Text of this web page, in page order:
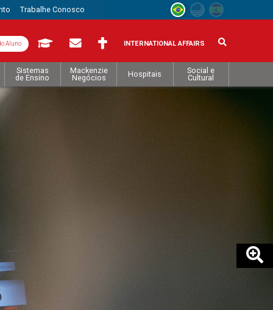
Trabalhe Conosco
Aluno INTERNATIONAL AFFAIRS
Sistemas
de Ensino
Mackenzie
Negócios
Hospitais
Social e
Cultural